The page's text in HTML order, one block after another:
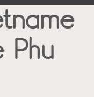
Phu